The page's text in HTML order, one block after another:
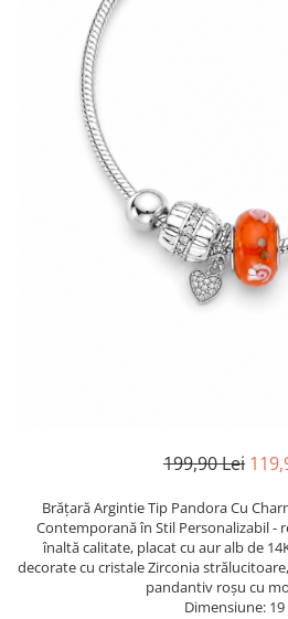
199,90 Lei
Brățară Argintie Tip Pandora Cu
Contemporană în Stil Personalizabil -
înaltă calitate, placat cu aur alb de
decorate cu cristale Zirconia
pandantiv roșu cu
Dimensiune: 19